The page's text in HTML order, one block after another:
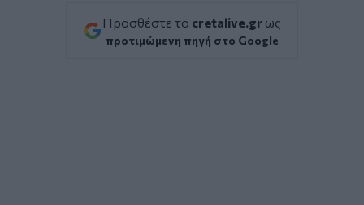
Προσθέστε το cretalive.gr ως
προτιμώμενη πηγή στο Google